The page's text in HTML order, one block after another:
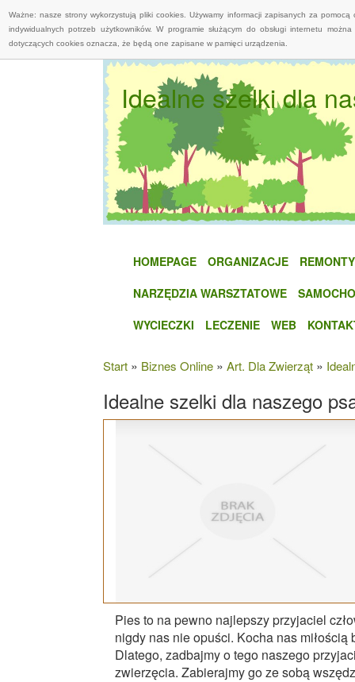
Ważne: nasze strony wykorzystują pliki cookies. Używamy informacji zapisanych za
indywidualnych potrzeb użytkowników. W programie służącym do obsługi internetu
dotyczących cookies oznacza, że będą one zapisane w pamięci urządzenia.
Idealne szelki dla
HOMEPAGE ORGANIZACJE
REMONTY
NARZĘDZIA WARSZTATOWE
WYCIECZKI
LECZENIE WEB
Start » Biznes Online » Art. Dla Zwierząt »
Idealne szelki dla naszego
Pies to na pewno najlepszy przyjaciel
nigdy nas nie opuści. Kocha nas
Dlatego, zadbajmy o tego naszego
zwierzęcia. Zabierajmy go ze sobą